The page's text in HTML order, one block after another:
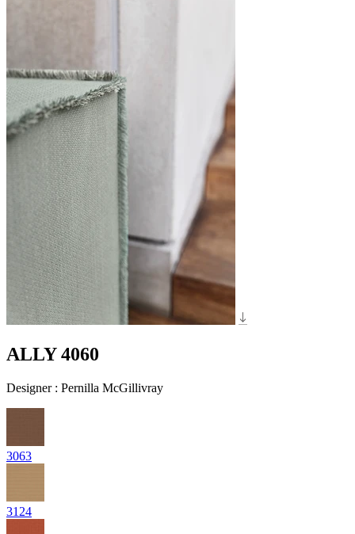
ALLY 4060
Designer : Pernilla McGillivray
3063
3124